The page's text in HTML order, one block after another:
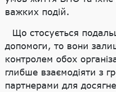
важких подій.
Що стосується
допомоги, то вони
контролем обох
глибше взаємодіяти з
партнерами для